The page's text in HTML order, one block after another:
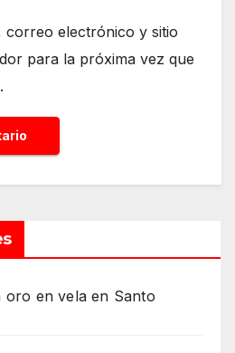
correo electrónico y sitio
para la próxima vez que
oro en vela en Santo